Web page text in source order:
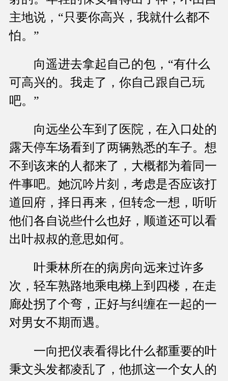
主地说，“只要你高兴，我就什么都不
怕。”
向遥进去拿起自己的包，“有什么
可高兴的。我走了，你自己跟自己玩
吧。”
向远坐公车到了医院，在入口处的
露天停车场看到了两辆熟悉的车子。想
不到该来的人都来了，大概都为着同一
件事吧。她沉吟片刻，考虑是否应该打
道回府，择日再来，但转念一想，听听
他们各自说些什么也好，顺道还可以看
出叶叔叔的意思如何。
叶秉林所在的病房向远来过许多
次，轻车熟路地乘电梯上到四楼，在走
廊处拐了个弯，正好与纠缠在一起的一
对男女不期而遇。
一向把仪表看得比什么都重要的叶
秉文头发都凌乱了，他抓这一个女人的